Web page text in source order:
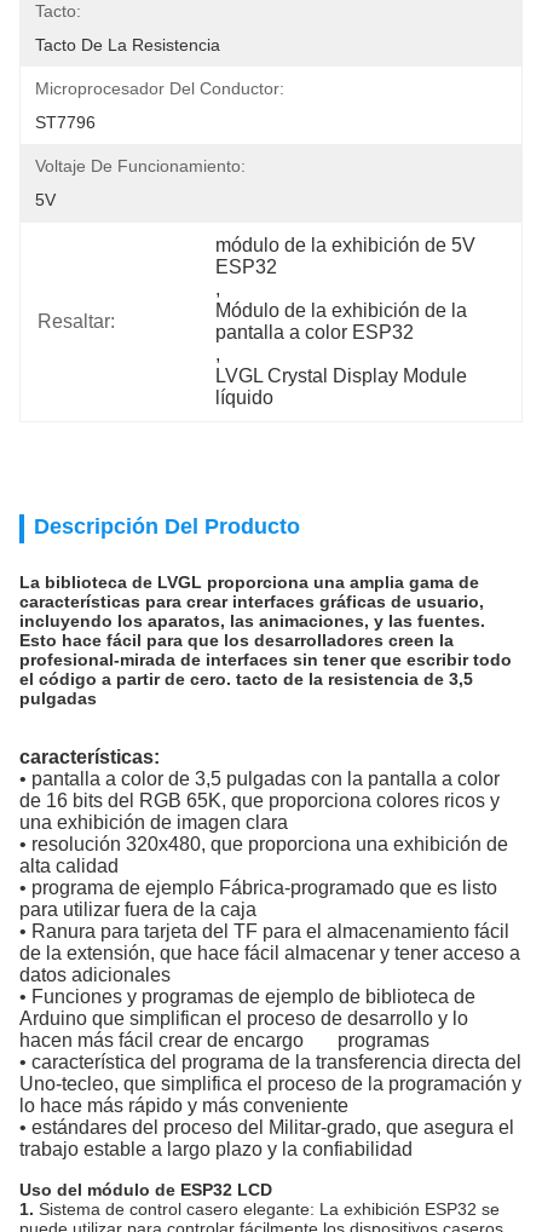
Tacto:
Tacto De La Resistencia
Microprocesador Del Conductor:
ST7796
Voltaje De Funcionamiento:
5V
Resaltar:
módulo de la exhibición de 5V
ESP32
,
Módulo de la exhibición de la
pantalla a color ESP32
,
LVGL Crystal Display Module
líquido
Descripción Del Producto
La biblioteca de LVGL proporciona una amplia gama de
características para crear interfaces gráficas de usuario,
incluyendo los aparatos, las animaciones, y las fuentes.
Esto hace fácil para que los desarrolladores creen la
profesional-mirada de interfaces sin tener que escribir todo
el código a partir de cero. tacto de la resistencia de 3,5
pulgadas
características:
• pantalla a color de 3,5 pulgadas con la pantalla a color
de 16 bits del RGB 65K, que proporciona colores ricos y
una exhibición de imagen clara
• resolución 320x480, que proporciona una exhibición de
alta calidad
• programa de ejemplo Fábrica-programado que es listo
para utilizar fuera de la caja
• Ranura para tarjeta del TF para el almacenamiento fácil
de la extensión, que hace fácil almacenar y tener acceso a
datos adicionales
• Funciones y programas de ejemplo de biblioteca de
Arduino que simplifican el proceso de desarrollo y lo
hacen más fácil crear de encargo programas
• característica del programa de la transferencia directa del
Uno-tecleo, que simplifica el proceso de la programación y
lo hace más rápido y más conveniente
• estándares del proceso del Militar-grado, que asegura el
trabajo estable a largo plazo y la confiabilidad
Uso del módulo de ESP32 LCD
1. Sistema de control casero elegante: La exhibición ESP32 se